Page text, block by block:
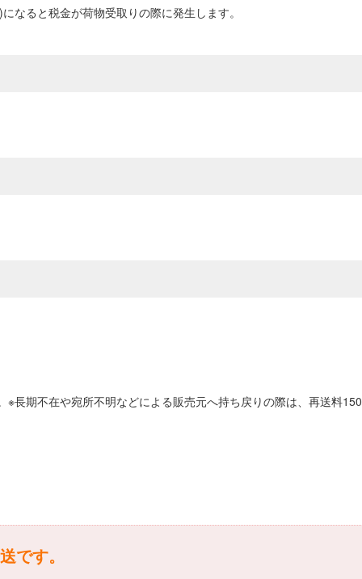
なると税金が荷物受取りの際に発生します。
長期不在や宛所不明などによる販売元へ持ち戻りの際は、再送料
です。